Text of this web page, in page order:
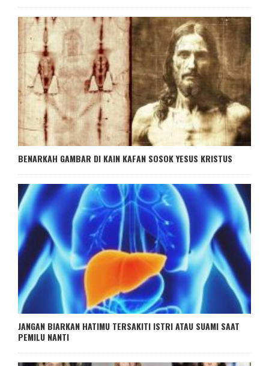
BENARKAH GAMBAR DI KAIN KAFAN SOSOK YESUS KRISTUS
JANGAN BIARKAN HATIMU TERSAKITI ISTRI ATAU SUAMI SAAT
PEMILU NANTI